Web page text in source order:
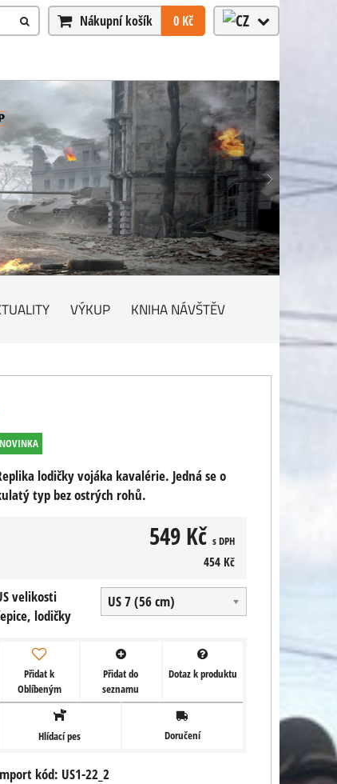
Nákupní košík 0 Kč
VÝKUP KNIHA NÁVŠTĚV
NOVINKA
lodičky vojáka kavalérie. Jedná se o
typ bez ostrých rohů.
549 Kč s DPH
454 Kč
velikosti
lodičky
US 7 (56 cm)
Přidat k
Oblíbeným
Přidat do
seznamu
Dotaz k produktu
Hlídací pes Doručení
kód: US1-22_2